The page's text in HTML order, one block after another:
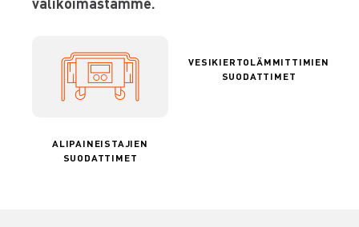
ALIPAINEISTAJIEN
SUODATTIMET
VESIKIERTOLÄMMITTIMIEN
SUODATTIMET